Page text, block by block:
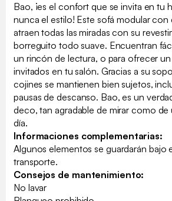
Bao, ¡es el confort que se invita en tu
nunca el estilo! Este sofá modular
atraen todas las miradas con su
borreguito todo suave. Encuentran
un rincón de lectura, o para ofrecer
invitados en tu salón. Gracias a su
cojines se mantienen bien sujetos,
pausas de descanso. Bao, es un
deco, tan agradable de mirar como de
día.
Informaciones complementarias:
Algunos elementos se guardarán bajo
transporte.
Consejos de mantenimiento:
No lavar